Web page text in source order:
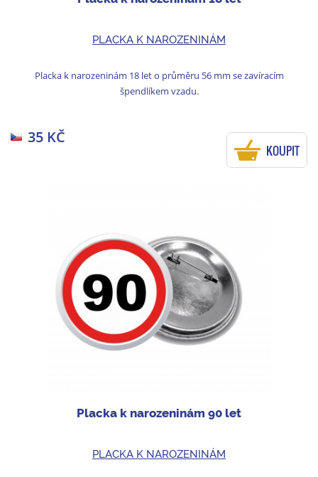
PLACKA K NAROZENINÁM
Placka k narozeninám 18 let o průměru 56 mm se zavíracím
špendlíkem vzadu.
35 KČ
KOUPIT
Placka k narozeninám 90 let
PLACKA K NAROZENINÁM